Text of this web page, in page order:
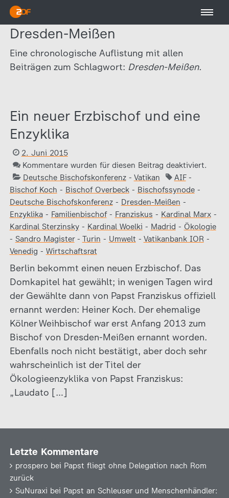
Dresden-Meißen
Eine chronologische Auflistung mit allen
Beiträgen zum Schlagwort: Dresden-Meißen.
Ein neuer Erzbischof und eine
Enzyklika
2. Juni 2015
Kommentare wurden für diesen Beitrag deaktiviert.
Deutsche Bischofskonferenz- Vatikan AIF-
Bischof Koch - Bischof Overbeck- Bischofssynode-
Deutsche Bischofskonferenz- Dresden-Meißen -
Enzyklika- Familienbischof- Franziskus - Kardinal Marx-
Kardinal Sterzinsky- Kardinal Woelki - Madrid - Ökologie
- Sandro Magister- Turin - Umwelt - Vatikanbank IOR -
Venedig - Wirtschaftsrat
Berlin bekommt einen neuen Erzbischof. Das
Domkapitel hat gewählt; in wenigen Tagen wird
der Gewählte dann von Papst Franziskus offiziell
ernannt werden: Heiner Koch. Der ehemalige
Kölner Weihbischof war erst Anfang 2013 zum
Bischof von Dresden-Meißen ernannt worden.
Ebenfalls noch nicht bestätigt, aber doch sehr
wahrscheinlich ist der Titel der
Ökologieenzyklika von Papst Franziskus:
„Laudato […]
Letzte Kommentare
prospero bei Papst fliegt ohne Delegation nach Rom
zurück
SuNuraxi bei Papst an Schleuser und Menschenhändler: